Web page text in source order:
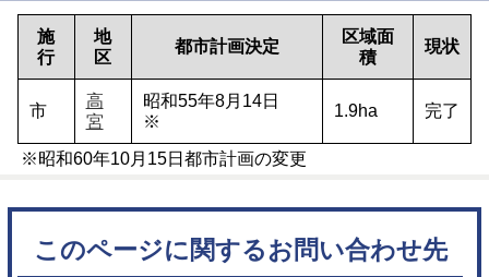
施
行
地
区
都市計画決定
区域面
積
現状
市
高
宮
昭和55年8月14日
※
1.9ha 完了
※昭和60年10月15日都市計画の変更
このページに関するお問い合わせ先